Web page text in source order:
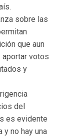
sobre las
que aun
aportar votos
y
del
es evidente
y no hay una